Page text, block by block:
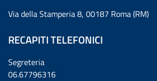
Via della Stamperia 8, 00187 Roma (RM)
RECAPITI TELEFONICI
Segreteria
06.67796316